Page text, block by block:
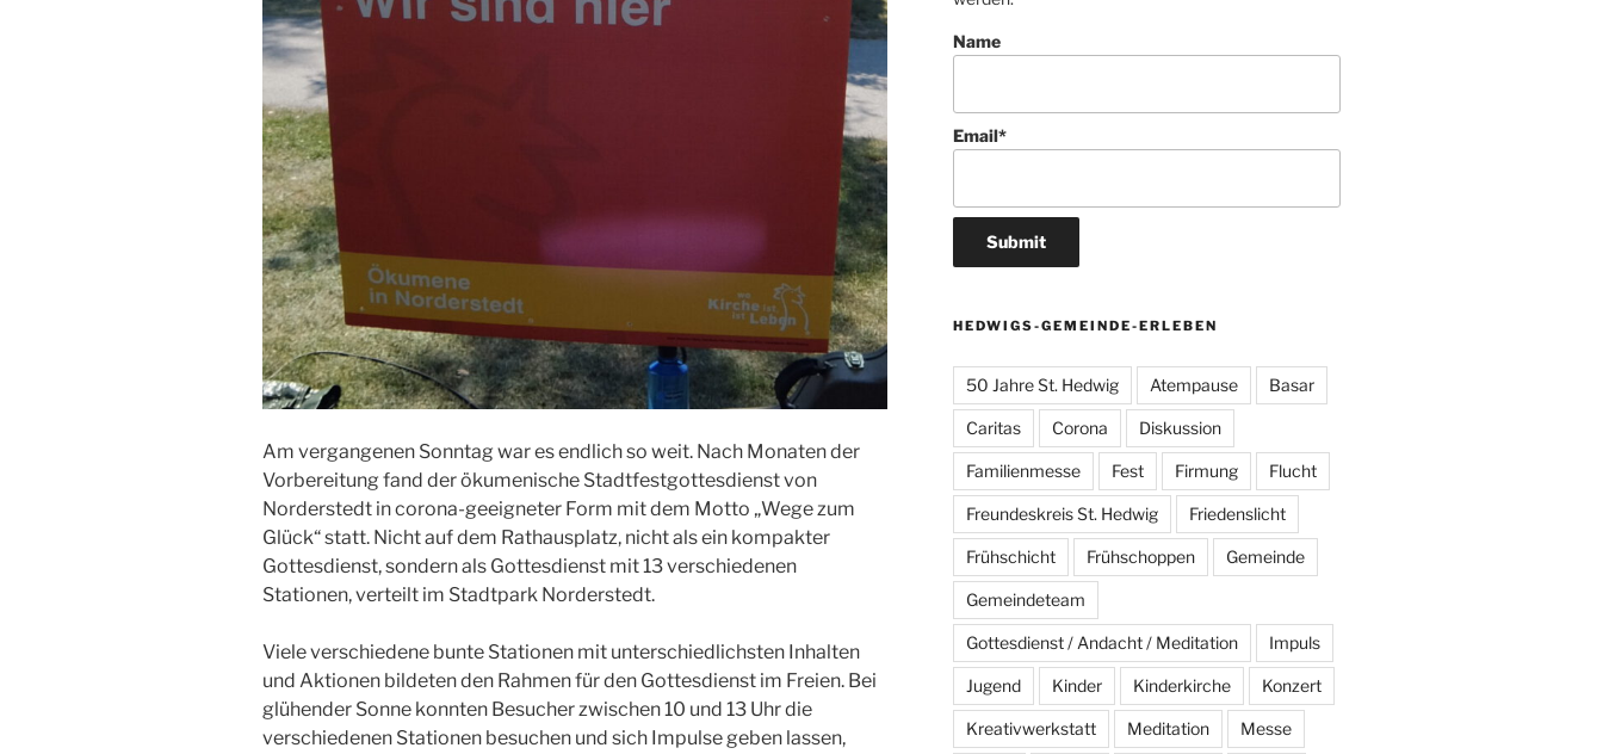
Am vergangenen Sonntag war es endlich so weit. Nach Monaten der
Vorbereitung fand der ökumenische Stadtfestgottesdienst von
Norderstedt in corona-geeigneter Form mit dem Motto „Wege zum
Glück“ statt. Nicht auf dem Rathausplatz, nicht als ein kompakter
Gottesdienst, sondern als Gottesdienst mit 13 verschiedenen
Stationen, verteilt im Stadtpark Norderstedt.
Viele verschiedene bunte Stationen mit unterschiedlichsten Inhalten
und Aktionen bildeten den Rahmen für den Gottesdienst im Freien. Bei
glühender Sonne konnten Besucher zwischen 10 und 13 Uhr die
verschiedenen Stationen besuchen und sich Impulse geben lassen,
Name
Email*
HEDWIGS-GEMEINDE-ERLEBEN
50 Jahre St. Hedwig Atempause Basar
Caritas Corona Diskussion
Familienmesse Fest Firmung Flucht
Freundeskreis St. Hedwig Friedenslicht
Frühschicht Frühschoppen Gemeinde
Gemeindeteam
Gottesdienst / Andacht / Meditation Impuls
Jugend Kinder Kinderkirche Konzert
Kreativwerkstatt Meditation Messe